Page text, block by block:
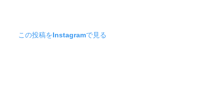
この投稿をInstagramで見る